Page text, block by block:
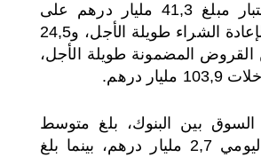
وأخذا في الاعتبار مبلغ 41,3 مليار درهم على
شكل عمليات لإعادة الشراء طويلة الأجل، و24,5
المضمونة طويلة الأجل،
درهم.
بين البنوك، بلغ متوسط
حجم التداول اليومي 2,7 مليار درهم، بينما بلغ